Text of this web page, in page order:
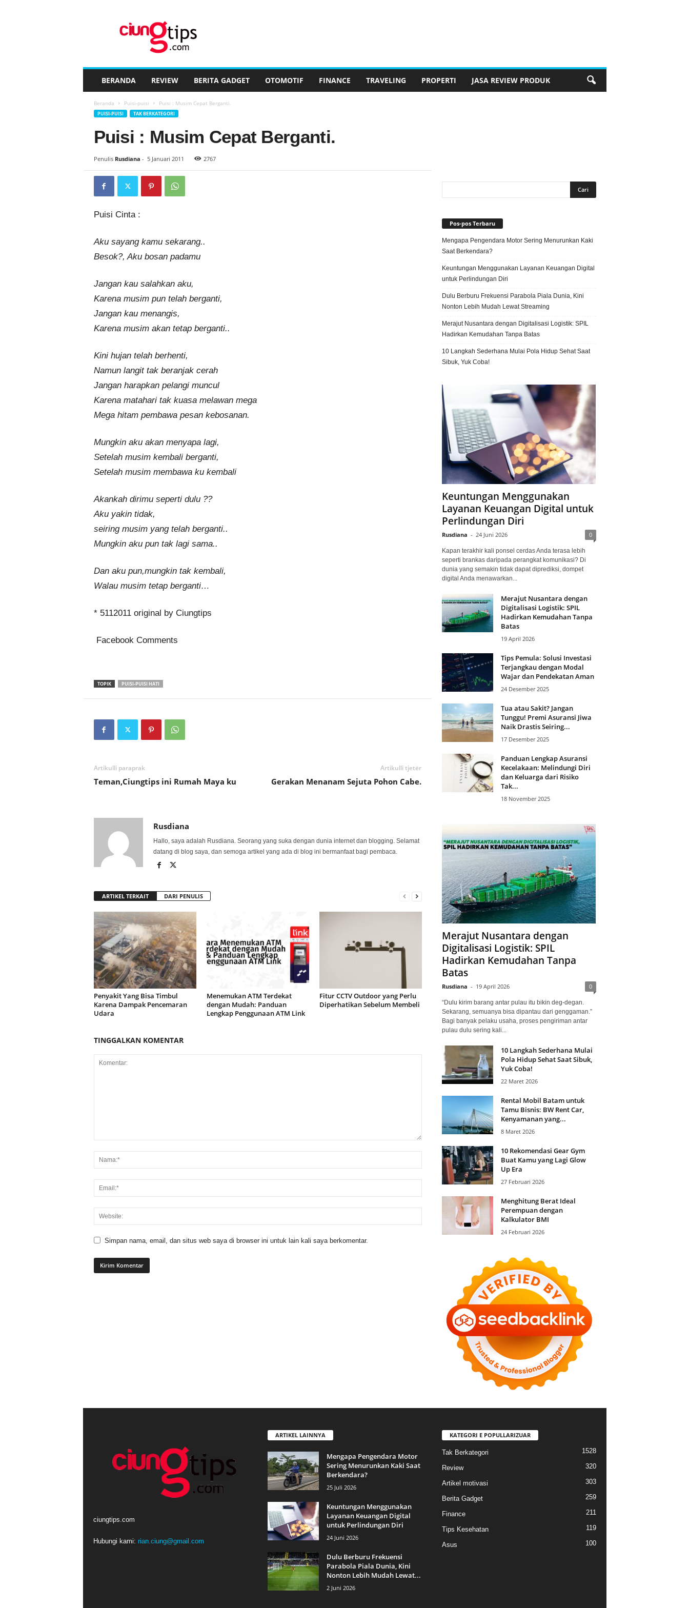
BERANDA REVIEW BERITA GADGET OTOMOTIF FINANCE TRAVELING PROPERTI JASA REVIEW PRODUK
Beranda Puisi-puisi Puisi : Musim Cepat Berganti.
PUISI-PUISI TAK BERKATEGORI
Puisi : Musim Cepat Berganti.
Penulis Rusdiana - 5 Januari 2011 2767
Puisi Cinta :
Aku sayang kamu sekarang..
Besok?, Aku bosan padamu
Jangan kau salahkan aku,
Karena musim pun telah berganti,
Jangan kau menangis,
Karena musim akan tetap berganti..
Kini hujan telah berhenti,
Namun langit tak beranjak cerah
Jangan harapkan pelangi muncul
Karena matahari tak kuasa melawan mega
Mega hitam pembawa pesan kebosanan.
Mungkin aku akan menyapa lagi,
Setelah musim kembali berganti,
Setelah musim membawa ku kembali
Akankah dirimu seperti dulu ??
Aku yakin tidak,
seiring musim yang telah berganti..
Mungkin aku pun tak lagi sama..
Dan aku pun,mungkin tak kembali,
Walau musim tetap berganti…
* 5112011 original by Ciungtips
Facebook Comments
TOPIK PUISI-PUISI HATI
Artikulli paraprak
Teman,Ciungtips ini Rumah Maya ku
Artikulli tjetër
Gerakan Menanam Sejuta Pohon Cabe.
Rusdiana
Hallo, saya adalah Rusdiana. Seorang yang suka dengan dunia internet dan blogging. Selamat
datang di blog saya, dan semoga artikel yang ada di blog ini bermanfaat bagi pembaca.
ARTIKEL TERKAIT DARI PENULIS
Penyakit Yang Bisa Timbul
Karena Dampak Pencemaran
Udara
Menemukan ATM Terdekat
dengan Mudah: Panduan
Lengkap Penggunaan ATM Link
Fitur CCTV Outdoor yang Perlu
Diperhatikan Sebelum Membeli
TINGGALKAN KOMENTAR
Simpan nama, email, dan situs web saya di browser ini untuk lain kali saya berkomentar.
Pos-pos Terbaru
Mengapa Pengendara Motor Sering Menurunkan Kaki
Saat Berkendara?
Keuntungan Menggunakan Layanan Keuangan Digital
untuk Perlindungan Diri
Dulu Berburu Frekuensi Parabola Piala Dunia, Kini
Nonton Lebih Mudah Lewat Streaming
Merajut Nusantara dengan Digitalisasi Logistik: SPIL
Hadirkan Kemudahan Tanpa Batas
10 Langkah Sederhana Mulai Pola Hidup Sehat Saat
Sibuk, Yuk Coba!
Keuntungan Menggunakan
Layanan Keuangan Digital untuk
Perlindungan Diri
Rusdiana - 24 Juni 2026 0
Kapan terakhir kali ponsel cerdas Anda terasa lebih
seperti brankas daripada perangkat komunikasi? Di
dunia yang semakin tidak dapat diprediksi, dompet
digital Anda menawarkan...
Merajut Nusantara dengan
Digitalisasi Logistik: SPIL
Hadirkan Kemudahan Tanpa
Batas
19 April 2026
Tips Pemula: Solusi Investasi
Terjangkau dengan Modal
Wajar dan Pendekatan Aman
24 Desember 2025
Tua atau Sakit? Jangan
Tunggu! Premi Asuransi Jiwa
Naik Drastis Seiring...
17 Desember 2025
Panduan Lengkap Asuransi
Kecelakaan: Melindungi Diri
dan Keluarga dari Risiko
Tak...
18 November 2025
Merajut Nusantara dengan
Digitalisasi Logistik: SPIL
Hadirkan Kemudahan Tanpa
Batas
Rusdiana - 19 April 2026 0
“Dulu kirim barang antar pulau itu bikin deg-degan.
Sekarang, semuanya bisa dipantau dari genggaman.”
Bagi banyak pelaku usaha, proses pengiriman antar
pulau dulu sering kali...
10 Langkah Sederhana Mulai
Pola Hidup Sehat Saat Sibuk,
Yuk Coba!
22 Maret 2026
Rental Mobil Batam untuk
Tamu Bisnis: BW Rent Car,
Kenyamanan yang...
8 Maret 2026
10 Rekomendasi Gear Gym
Buat Kamu yang Lagi Glow
Up Era
27 Februari 2026
Menghitung Berat Ideal
Perempuan dengan
Kalkulator BMI
24 Februari 2026
ciungtips.com
Hubungi kami: rian.ciung@gmail.com
ARTIKEL LAINNYA
Mengapa Pengendara Motor
Sering Menurunkan Kaki Saat
Berkendara?
25 Juli 2026
Keuntungan Menggunakan
Layanan Keuangan Digital
untuk Perlindungan Diri
24 Juni 2026
Dulu Berburu Frekuensi
Parabola Piala Dunia, Kini
Nonton Lebih Mudah Lewat...
2 Juni 2026
KATEGORI E POPULLARIZUAR
Tak Berkategori 1528
Review 320
Artikel motivasi 303
Berita Gadget 259
Finance 211
Tips Kesehatan 119
Asus 100